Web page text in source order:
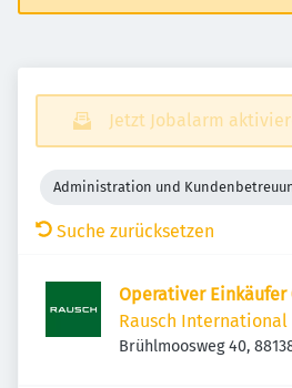
Jetzt Jobalarm
Administration und
Suche zurücksetzen
Operativer
Rausch International
Brühlmoosweg 40,